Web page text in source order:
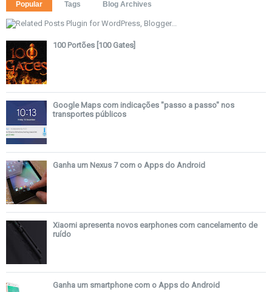
Popular Tags Blog Archives
100 Portões [100 Gates]
Google Maps com indicações "passo a passo" nos
transportes públicos
Ganha um Nexus 7 com o Apps do Android
Xiaomi apresenta novos earphones com cancelamento de
ruído
Ganha um smartphone com o Apps do Android